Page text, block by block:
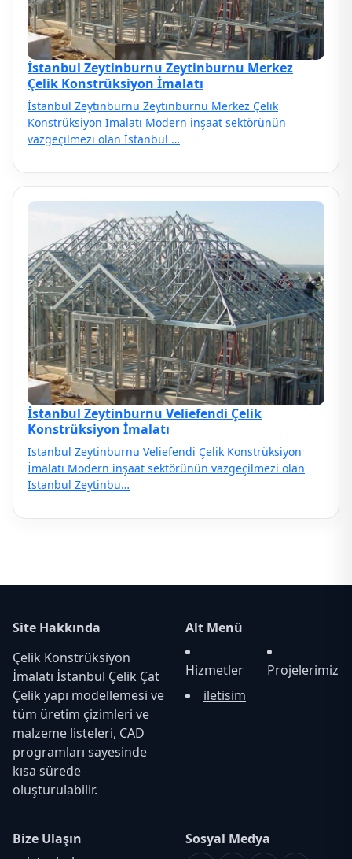
İstanbul Zeytinburnu Zeytinburnu Merkez
Çelik Konstrüksiyon İmalatı
İstanbul Zeytinburnu Zeytinburnu Merkez Çelik
Konstrüksiyon İmalatı Modern inşaat sektörünün
vazgeçilmezi olan İstanbul …
İstanbul Zeytinburnu Veliefendi Çelik
Konstrüksiyon İmalatı
İstanbul Zeytinburnu Veliefendi Çelik Konstrüksiyon
İmalatı Modern inşaat sektörünün vazgeçilmezi olan
İstanbul Zeytinbu…
Site Hakkında
Çelik Konstrüksiyon
İmalatı İstanbul Çelik Çat
Çelik yapı modellemesi ve
tüm üretim çizimleri ve
malzeme listeleri, CAD
programları sayesinde
kısa sürede
oluşturulabilir.
Alt Menü
Hizmetler
Projelerimiz
iletisim
Bize Ulaşın
Sosyal Medya